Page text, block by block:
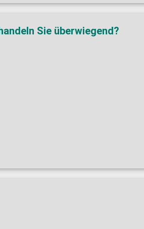
Sie überwiegend?